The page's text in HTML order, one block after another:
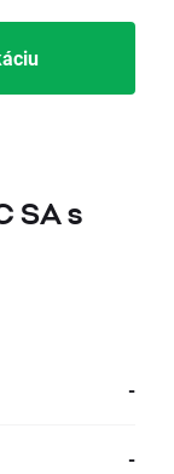
SA s
-
-